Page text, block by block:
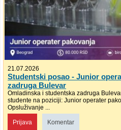
21.07.2026
Studentski posao - Junior
zadruga Bulevar
Omladinska i studentska zadruga
studente na poziciji: Junior operater
Opsluživanje ...
Prijava Komentar